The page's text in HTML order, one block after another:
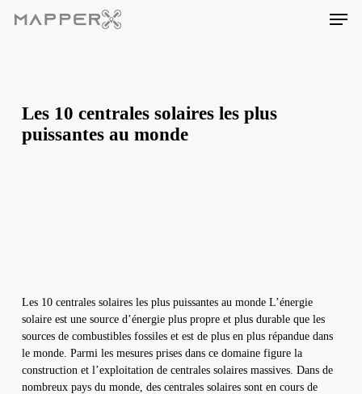
Menu
Les 10 centrales solaires les plus
puissantes au monde
Les 10 centrales solaires les plus puissantes au monde L’énergie
solaire est une source d’énergie plus propre et plus durable que les
sources de combustibles fossiles et est de plus en plus répandue dans
le monde. Parmi les mesures prises dans ce domaine figure la
construction et l’exploitation de centrales solaires massives. Dans de
nombreux pays du monde, des centrales solaires sont en cours de